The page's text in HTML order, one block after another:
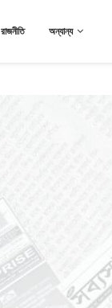
রাজনীতি অন্যান্য